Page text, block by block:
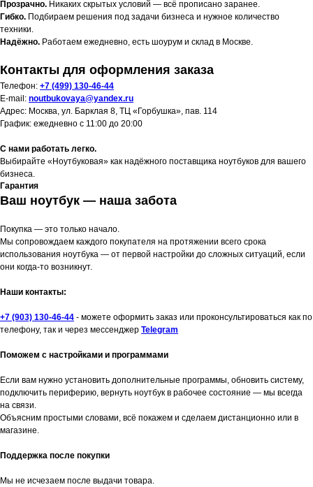
Прозрачно. Никаких скрытых условий — всё прописано заранее.
Гибко. Подбираем решения под задачи бизнеса и нужное количество
техники.
Надёжно. Работаем ежедневно, есть шоурум и склад в Москве.
Контакты для оформления заказа
Телефон: +7 (499) 130-46-44
E-mail: noutbukovaya@yandex.ru
Адрес: Москва, ул. Барклая 8, ТЦ «Горбушка», пав. 114
График: ежедневно с 11:00 до 20:00
С нами работать легко.
Выбирайте «Ноутбуковая» как надёжного поставщика ноутбуков для вашего
бизнеса.
Гарантия
Ваш ноутбук — наша забота
Покупка — это только начало.
Мы сопровождаем каждого покупателя на протяжении всего срока
использования ноутбука — от первой настройки до сложных ситуаций, если
они когда-то возникнут.
Наши контакты:
+7 (903) 130-46-44 - можете оформить заказ или проконсультироваться как по
телефону, так и через мессенджер Telegram
Поможем с настройками и программами
Если вам нужно установить дополнительные программы, обновить систему,
подключить периферию, вернуть ноутбук в рабочее состояние — мы всегда
на связи.
Объясним простыми словами, всё покажем и сделаем дистанционно или в
магазине.
Поддержка после покупки
Мы не исчезаем после выдачи товара.